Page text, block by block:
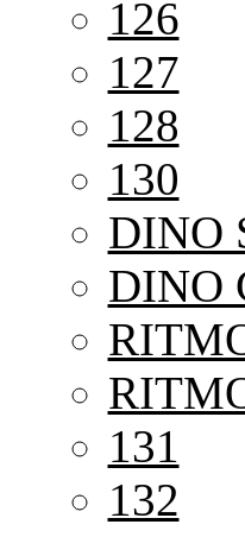
126
127
128
130
DINO
DINO
131
132